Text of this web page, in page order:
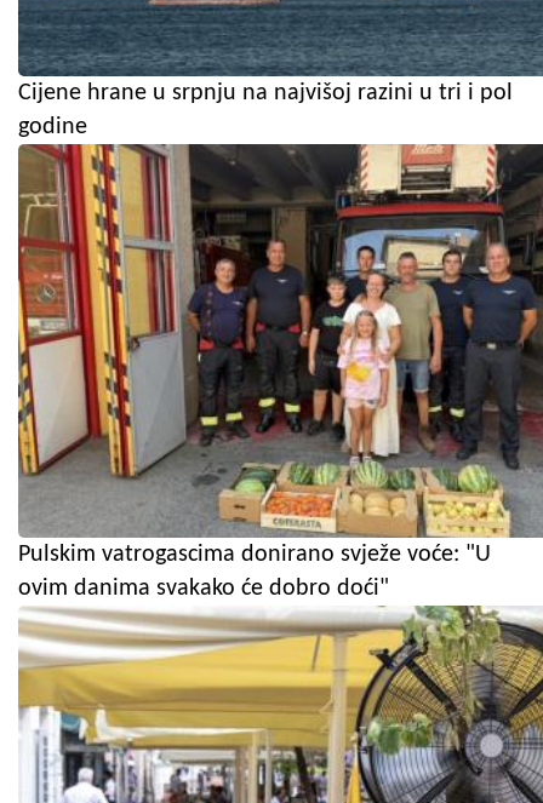
Cijene hrane u srpnju na najvišoj razini u tri i pol
godine
Pulskim vatrogascima donirano svježe voće: "U
ovim danima svakako će dobro doći"